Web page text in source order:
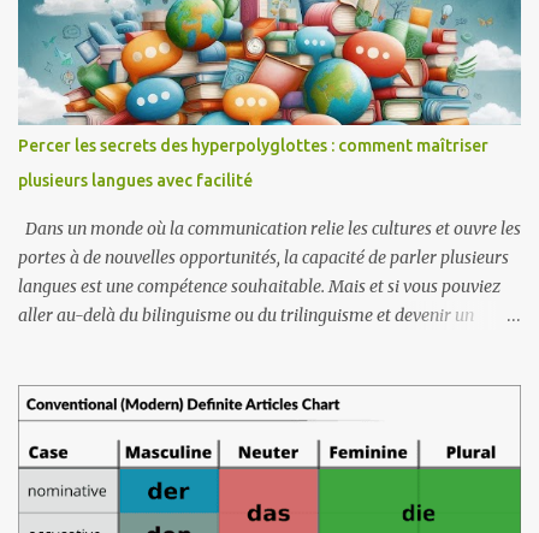
identité linguistique cohérente. D'autre part, SIBI, ou « Sistem
Isyarat Bahasa Indonesia », est un système de langue des signes
indonésienne qui a été développé pour normaliser la
communication au sein de la communauté sourde en Indonésie. Il
a été introduit pour faciliter l'éducation et la communication des
personnes sourdes, en particulier dans des contextes formels. Pour
simplifier, SIBI est la langue standard et Bisindo est la langue
familière. J'a...
Percer les secrets des hyperpolyglottes : comment maîtriser
plusieurs langues avec facilité
Dans un monde où la communication relie les cultures et ouvre les
portes à de nouvelles opportunités, la capacité de parler plusieurs
langues est une compétence souhaitable. Mais et si vous pouviez
aller au-delà du bilinguisme ou du trilinguisme et devenir un
capacités extraordinaires, ils sont le fruit de leur dévouement, de
langues peuvent être similaires ou identiques de diverses
manières, par exemple par le biais d'un vocabulaire, d'une
grammaire ou de racines historiques communes. Dans cet article,